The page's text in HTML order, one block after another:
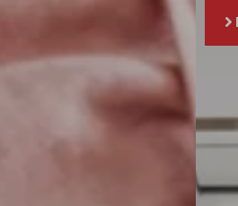
LÜFTUNGS- & KLIMATECHNIK